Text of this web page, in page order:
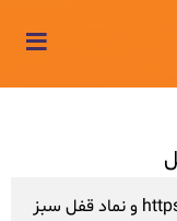
≡
با گواهی SSL، سایت شما با پروتکل امن https و نماد قفل سبز